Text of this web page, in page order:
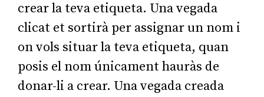
crear la teva etiqueta. Una vegada
clicat et sortirà per assignar un nom i
on vols situar la teva etiqueta, quan
posis el nom únicament hauràs de
donar-li a crear. Una vegada creada